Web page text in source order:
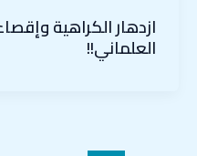
ازدهار الكراهية
العلماني!!